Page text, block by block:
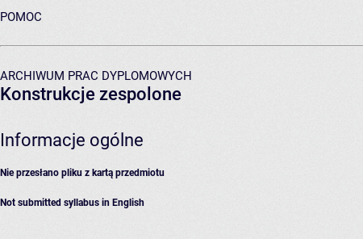
POMOC
ARCHIWUM PRAC DYPLOMOWYCH
Konstrukcje zespolone
Informacje ogólne
Nie przesłano pliku z kartą przedmiotu
Not submitted syllabus in English